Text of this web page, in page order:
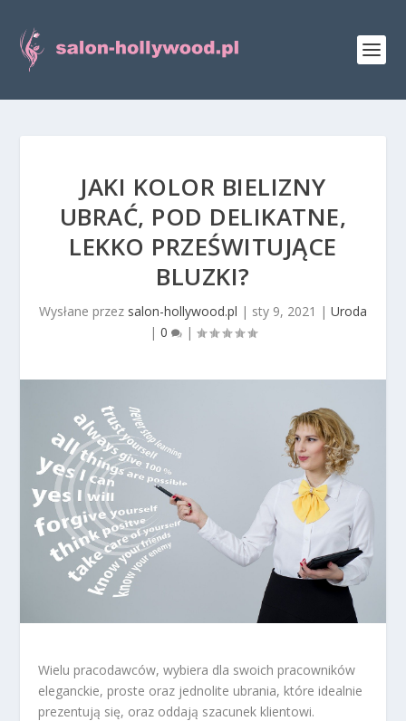
JAKI KOLOR BIELIZNY
UBRAĆ, POD DELIKATNE,
LEKKO PRZEŚWITUJĄCE
BLUZKI?
Wysłane przez salon-hollywood.pl | sty 9, 2021 | Uroda
| 0 |
Wielu pracodawców, wybiera dla swoich pracowników
eleganckie, proste oraz jednolite ubrania, które idealnie
prezentują się, oraz oddają szacunek klientowi.